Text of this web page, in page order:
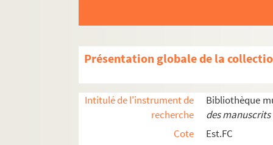
Présentation globale de la
Intitulé de l'instrument de
recherche
Bibliothèque
des
Cote
Est.FC
EST.FC.484. Plan du siège de la Ville de Dole et
EST.FC.486. Plan du siège de la Ville de Dole et
EST.FC.487. Plan du siège de la Ville de Dole et
EST.FC.180. Propriété de Mieslot
EST.FC.183. Chapelle Sainte-Hilaire, près du